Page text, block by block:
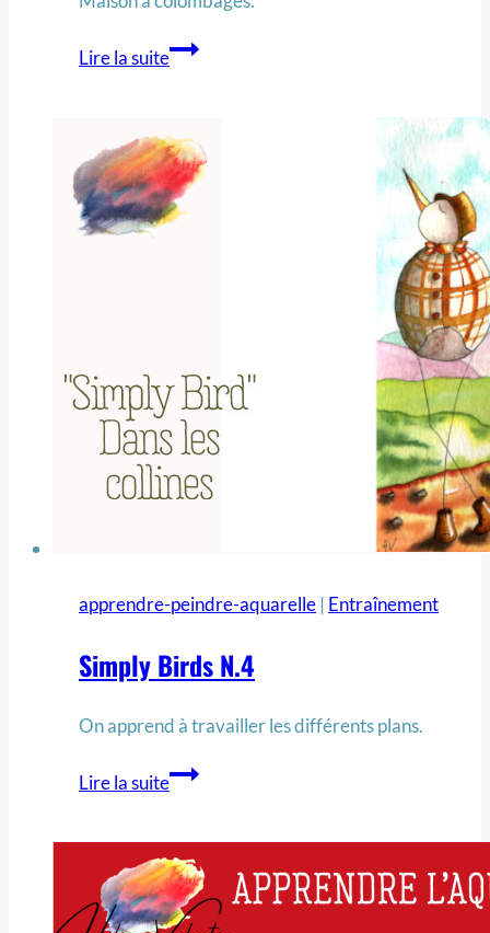
Lire la suite
apprendre-peindre-aquarelle | Entraînement
Simply Birds N.4
On apprend à travailler les différents plans.
Lire la suite